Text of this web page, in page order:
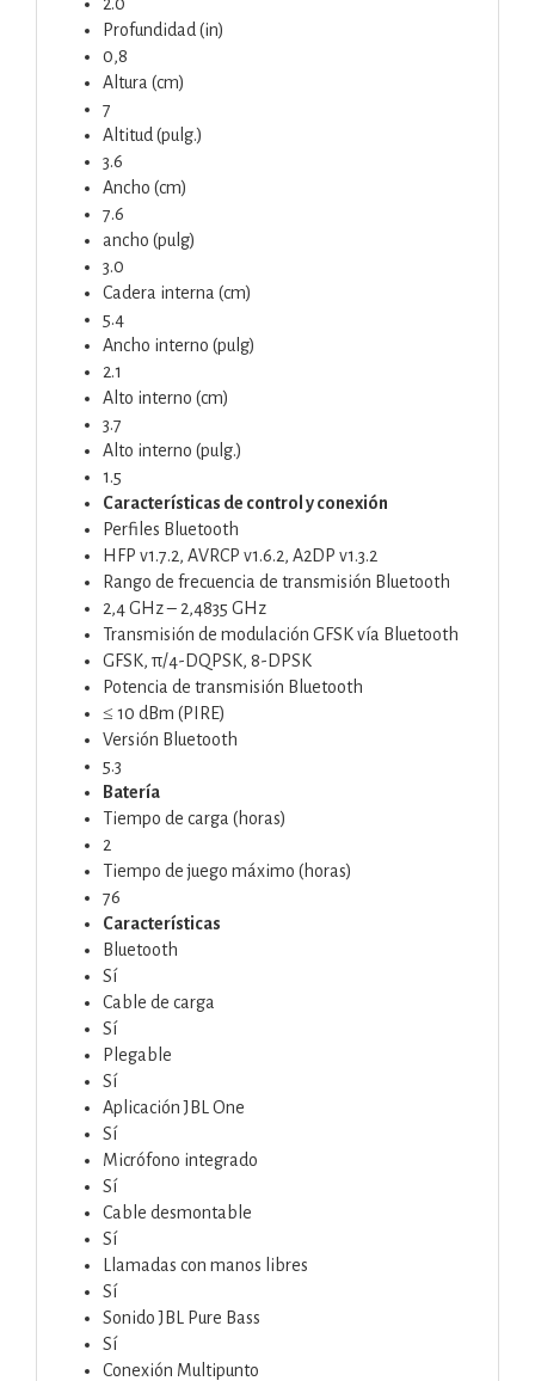
Profundidad (in)
0,8
Altura (cm)
7
Altitud (pulg.)
3.6
Ancho (cm)
7.6
ancho (pulg)
3.0
Cadera interna (cm)
5.4
Ancho interno (pulg)
2.1
Alto interno (cm)
3.7
Alto interno (pulg.)
1.5
Características de control y conexión
Perfiles Bluetooth
HFP v1.7.2, AVRCP v1.6.2, A2DP v1.3.2
Rango de frecuencia de transmisión Bluetooth
2,4 GHz – 2,4835 GHz
Transmisión de modulación GFSK vía Bluetooth
GFSK, π/4-DQPSK, 8-DPSK
Potencia de transmisión Bluetooth
≤ 10 dBm (PIRE)
Versión Bluetooth
5.3
Batería
Tiempo de carga (horas)
2
Tiempo de juego máximo (horas)
76
Características
Bluetooth
Sí
Cable de carga
Sí
Plegable
Sí
Aplicación JBL One
Sí
Micrófono integrado
Sí
Cable desmontable
Sí
Llamadas con manos libres
Sí
Sonido JBL Pure Bass
Sí
Conexión Multipunto